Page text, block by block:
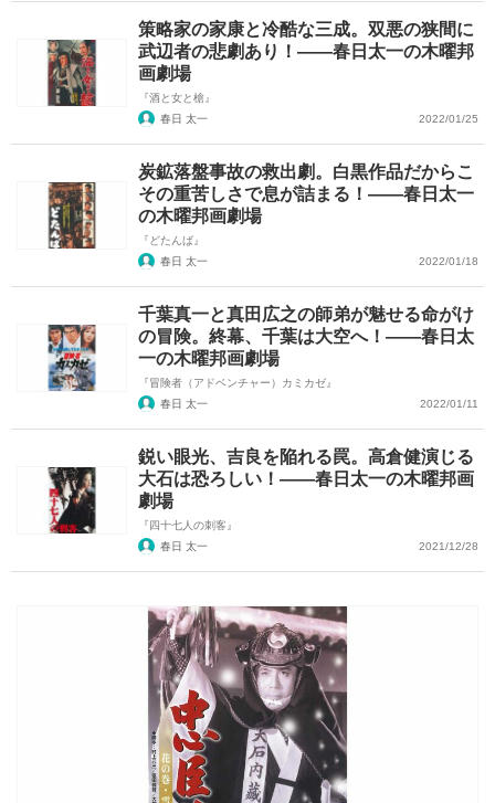
策略家の家康と冷酷な三成。双悪の狭間に
武辺者の悲劇あり！――春日太一の木曜邦
画劇場
『酒と女と槍』
春日 太一
2022/01/25
炭鉱落盤事故の救出劇。白黒作品だからこ
その重苦しさで息が詰まる！――春日太一
の木曜邦画劇場
『どたんば』
春日 太一
2022/01/18
千葉真一と真田広之の師弟が魅せる命がけ
の冒険。終幕、千葉は大空へ！――春日太
一の木曜邦画劇場
『冒険者（アドベンチャー）カミカゼ』
春日 太一
2022/01/11
鋭い眼光、吉良を陥れる罠。高倉健演じる
大石は恐ろしい！――春日太一の木曜邦画
劇場
『四十七人の刺客』
春日 太一
2021/12/28